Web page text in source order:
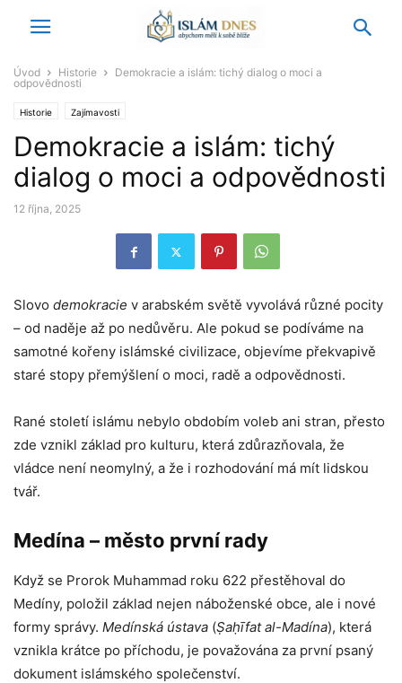
Úvod Historie
Demokracie a islám: tichý dialog o moci a
odpovědnosti
Historie Zajímavosti
Demokracie a islám: tichý
dialog o moci a odpovědnosti
12 října, 2025
Slovo demokracie v arabském světě vyvolává různé pocity
– od naděje až po nedůvěru. Ale pokud se podíváme na
samotné kořeny islámské civilizace, objevíme překvapivě
staré stopy přemýšlení o moci, radě a odpovědnosti.
Rané století islámu nebylo obdobím voleb ani stran, přesto
zde vznikl základ pro kulturu, která zdůrazňovala, že
vládce není neomylný, a že i rozhodování má mít lidskou
tvář.
Medína – město první rady
Když se Prorok Muhammad roku 622 přestěhoval do
Medíny, položil základ nejen náboženské obce, ale i nové
formy správy. Medínská ústava (Ṣaḥīfat al-Madína), která
vznikla krátce po příchodu, je považována za první psaný
dokument islámského společenství.